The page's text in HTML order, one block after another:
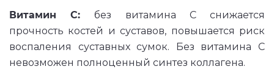
Витамин С:без витамина C снижается
прочность костей и суставов, повышается риск
воспаления суставных сумок. Без витамина C
невозможен полноценный синтез коллагена.